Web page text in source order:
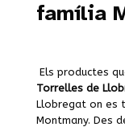
família
Els productes
Torrelles de
Llobregat on es
Montmany. Des